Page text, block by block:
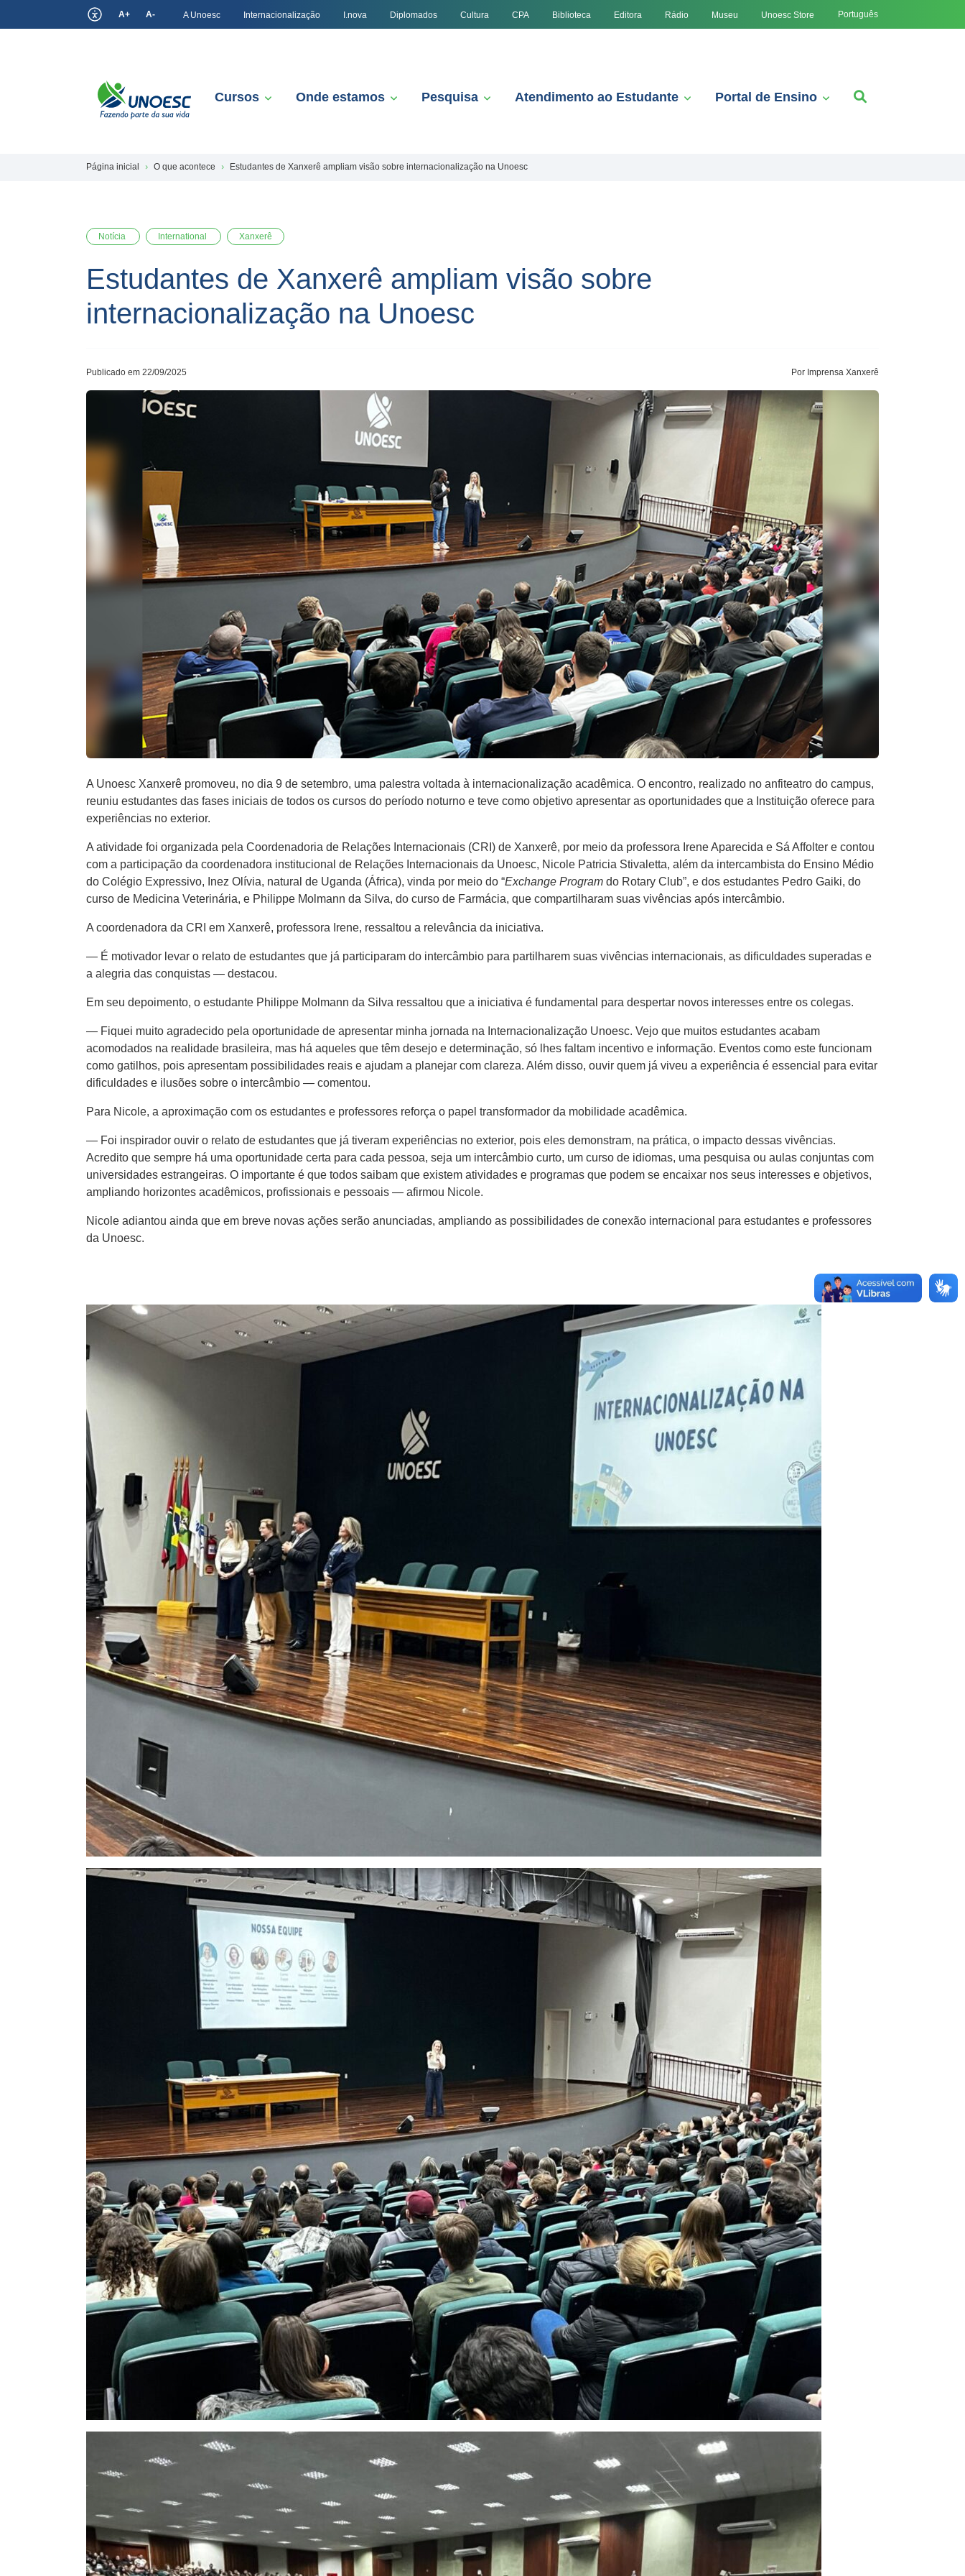
A+ A- A Unoesc Internacionalização I.nova Diplomados Cultura CPA Biblioteca Editora Rádio Museu Unoesc Store Português
Cursos Onde estamos Pesquisa Atendimento ao Estudante Portal de Ensino
Página inicial O que acontece Estudantes de Xanxerê ampliam visão sobre internacionalização na Unoesc
Notícia International Xanxerê
Estudantes de Xanxerê ampliam visão sobre
internacionalização na Unoesc
Publicado em 22/09/2025 Por Imprensa Xanxerê
A Unoesc Xanxerê promoveu, no dia 9 de setembro, uma palestra voltada à internacionalização acadêmica. O encontro, realizado no anfiteatro do campus,
reuniu estudantes das fases iniciais de todos os cursos do período noturno e teve como objetivo apresentar as oportunidades que a Instituição oferece para
experiências no exterior.
A atividade foi organizada pela Coordenadoria de Relações Internacionais (CRI) de Xanxerê, por meio da professora Irene Aparecida e Sá Affolter e contou
com a participação da coordenadora institucional de Relações Internacionais da Unoesc, Nicole Patricia Stivaletta, além da intercambista do Ensino Médio
do Colégio Expressivo, Inez Olívia, natural de Uganda (África), vinda por meio do “Exchange Program do Rotary Club”, e dos estudantes Pedro Gaiki, do
curso de Medicina Veterinária, e Philippe Molmann da Silva, do curso de Farmácia, que compartilharam suas vivências após intercâmbio.
A coordenadora da CRI em Xanxerê, professora Irene, ressaltou a relevância da iniciativa.
— É motivador levar o relato de estudantes que já participaram do intercâmbio para partilharem suas vivências internacionais, as dificuldades superadas e
a alegria das conquistas — destacou.
Em seu depoimento, o estudante Philippe Molmann da Silva ressaltou que a iniciativa é fundamental para despertar novos interesses entre os colegas.
— Fiquei muito agradecido pela oportunidade de apresentar minha jornada na Internacionalização Unoesc. Vejo que muitos estudantes acabam
acomodados na realidade brasileira, mas há aqueles que têm desejo e determinação, só lhes faltam incentivo e informação. Eventos como este funcionam
como gatilhos, pois apresentam possibilidades reais e ajudam a planejar com clareza. Além disso, ouvir quem já viveu a experiência é essencial para evitar
dificuldades e ilusões sobre o intercâmbio — comentou.
Para Nicole, a aproximação com os estudantes e professores reforça o papel transformador da mobilidade acadêmica.
— Foi inspirador ouvir o relato de estudantes que já tiveram experiências no exterior, pois eles demonstram, na prática, o impacto dessas vivências.
Acredito que sempre há uma oportunidade certa para cada pessoa, seja um intercâmbio curto, um curso de idiomas, uma pesquisa ou aulas conjuntas com
universidades estrangeiras. O importante é que todos saibam que existem atividades e programas que podem se encaixar nos seus interesses e objetivos,
ampliando horizontes acadêmicos, profissionais e pessoais — afirmou Nicole.
Nicole adiantou ainda que em breve novas ações serão anunciadas, ampliando as possibilidades de conexão internacional para estudantes e professores
da Unoesc.